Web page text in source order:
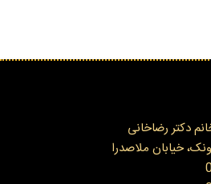
دکتر رضاخانی
خیابان ملاصدرا